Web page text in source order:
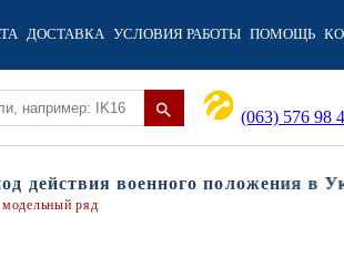
ДОСТАВКА УСЛОВИЯ РАБОТЫ ПОМОЩЬ
(063) 576 98
военного положения в
ряд